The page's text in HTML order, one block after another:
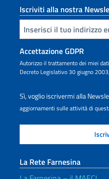
Iscriviti alla nostra
Inserisci la tua email
Accettazione GDPR
Autorizzo il trattamento dei miei
Decreto Legislativo 30 giugno
Sì, voglio iscrivermi alla
aggiornamenti sulle attività di
La Rete Farnesina